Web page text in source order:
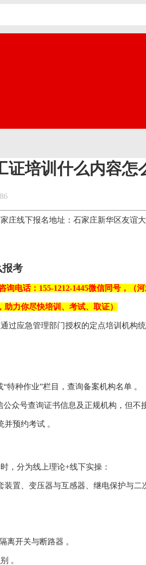
证培训什么内容怎
线下报名地址：石家庄新华区友谊
报考
电话：155-1212-1445微信同号，（
力你尽快培训、考试、取证）
过‌应急管理部门授权的定点培训机构‌统
特种作业”栏目，查询备案机构名单 。
众号查询证书信息及正规机构，但‌不
预约考试 。‌‌
，分为线上理论+线下实操：
置、变压器与互感器、继电保护与
离开关与断路器 。
。